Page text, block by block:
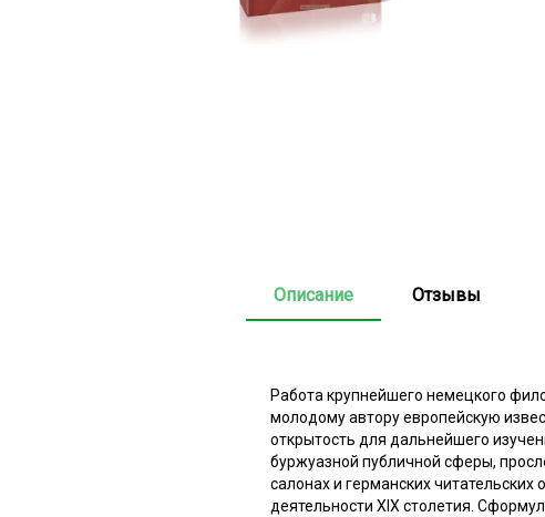
Описание Отзывы
Работа крупнейшего немецкого
молодому автору европейскую
открытость для дальнейшего
буржуазной публичной сферы,
салонах и германских
деятельности XIX столетия.